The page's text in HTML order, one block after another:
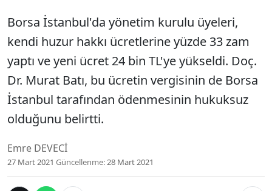
Borsa İstanbul'da yönetim kurulu üyeleri,
kendi huzur hakkı ücretlerine yüzde 33 zam
yaptı ve yeni ücret 24 bin TL'ye yükseldi. Doç.
Dr. Murat Batı, bu ücretin vergisinin de Borsa
İstanbul tarafından ödenmesinin hukuksuz
olduğunu belirtti.
Emre DEVECİ
27 Mart 2021 Güncellenme:28 Mart 2021